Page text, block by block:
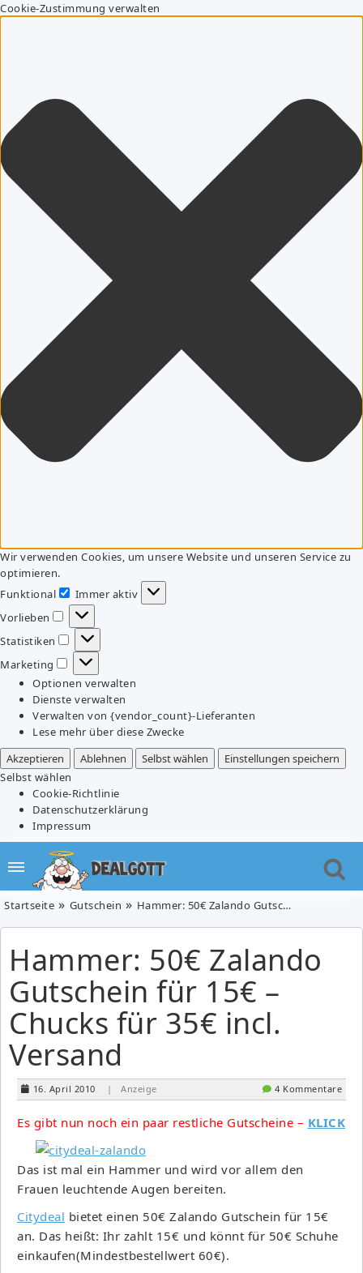
Cookie-Zustimmung verwalten
Wir verwenden Cookies, um unsere Website und unseren Service zu
optimieren.
Funktional
Funktional
Immer aktiv
Vorlieben
Vorlieben
Statistiken
Statistiken
Marketing
Marketing
Optionen verwalten
Dienste verwalten
Verwalten von {vendor_count}-Lieferanten
Lese mehr über diese Zwecke
Akzeptieren
Ablehnen Selbst wählen
Einstellungen speichern
Selbst wählen
Cookie-Richtlinie
Datenschutzerklärung
Impressum
Startseite Gutschein Hammer: 50€ Zalando Gutschein für 15€ – Chucks für 35€ incl. Versand
Hammer: 50€ Zalando
Gutschein für 15€ –
Chucks für 35€ incl.
Versand
16. April 2010 | Anzeige 4 Kommentare
Es gibt nun noch ein paar restliche Gutscheine – KLICK
Das ist mal ein Hammer und wird vor allem den
Frauen leuchtende Augen bereiten.
Citydeal bietet einen 50€ Zalando Gutschein für 15€
an. Das heißt: Ihr zahlt 15€ und könnt für 50€ Schuhe
einkaufen(Mindestbestellwert 60€).